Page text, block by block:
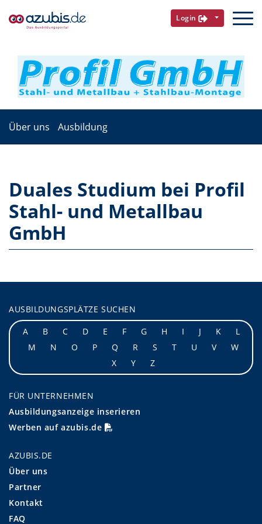
Login
Über uns Ausbildung
Duales Studium bei Profil
Stahl- und Metallbau
GmbH
AUSBILDUNGSPLÄTZE SUCHEN
A
B C D E F G H I J K
L
M
N O P Q R S T U V
W
X
Y Z
FÜR UNTERNEHMEN
Ausbildungsanzeige inserieren
Werben auf azubis.de
AZUBIS.DE
Über uns
Partner
Kontakt
FAQ